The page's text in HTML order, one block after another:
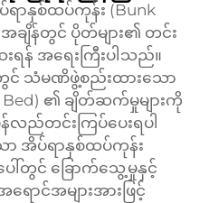
ာနှစ်ထပ်ကုန်း (Bunk
ျိန်တွင် ပိုတ်များ၏ တင်း
ရန် အရေးကြီးပါသည်။
တွင် သံမဏိဖွဲ့စည်းထားသော
၏ ချိတ်ဆက်မှုများကို
ည်တင်းကြပ်ပေးရပါ
အိပ်ရာနှစ်ထပ်ကုန်း
ေါ်တွင် ခြောက်သွေ့မှုနှင့်
ောင်အများအားဖြင့်